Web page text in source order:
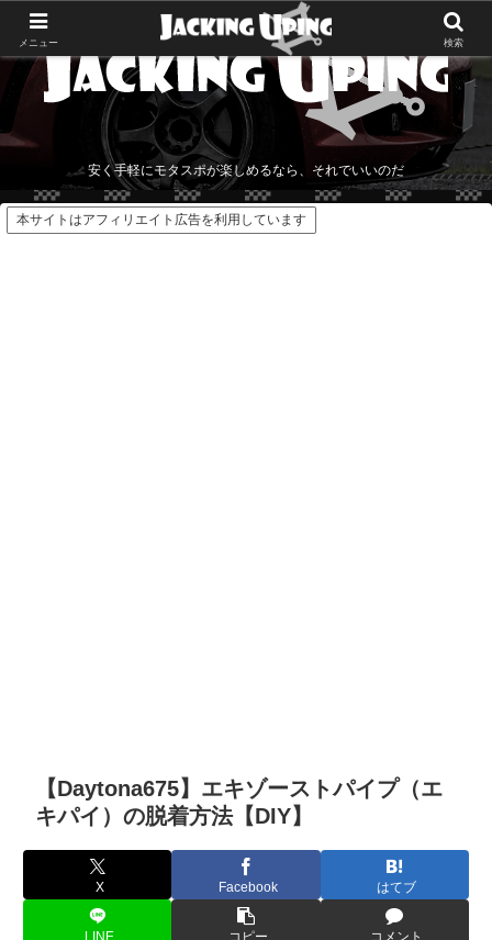
安く手軽にモタスポが楽しめるなら、それでいいのだ
本サイトはアフィリエイト広告を利用しています
【Daytona675】エキゾーストパイプ（エ
キパイ）の脱着方法【DIY】
X Facebook はてブ
LINE コピー コメント
メニュー 検索